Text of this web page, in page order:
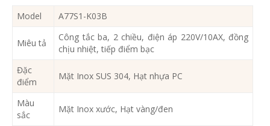
Model A77S1-K03B
Miêu tả
Công tắc ba, 2 chiều, điện áp 220V/10AX, đồng
chịu nhiệt, tiếp điểm bạc
Đặc
điểm
Mặt Inox SUS 304, Hạt nhựa PC
Màu
sắc
Mặt Inox xước, Hạt vàng/đen